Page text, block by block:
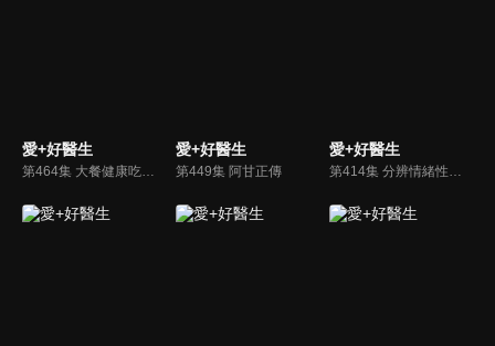
愛+好醫生 愛+好醫生
第449集 阿甘正傳
愛+好醫生